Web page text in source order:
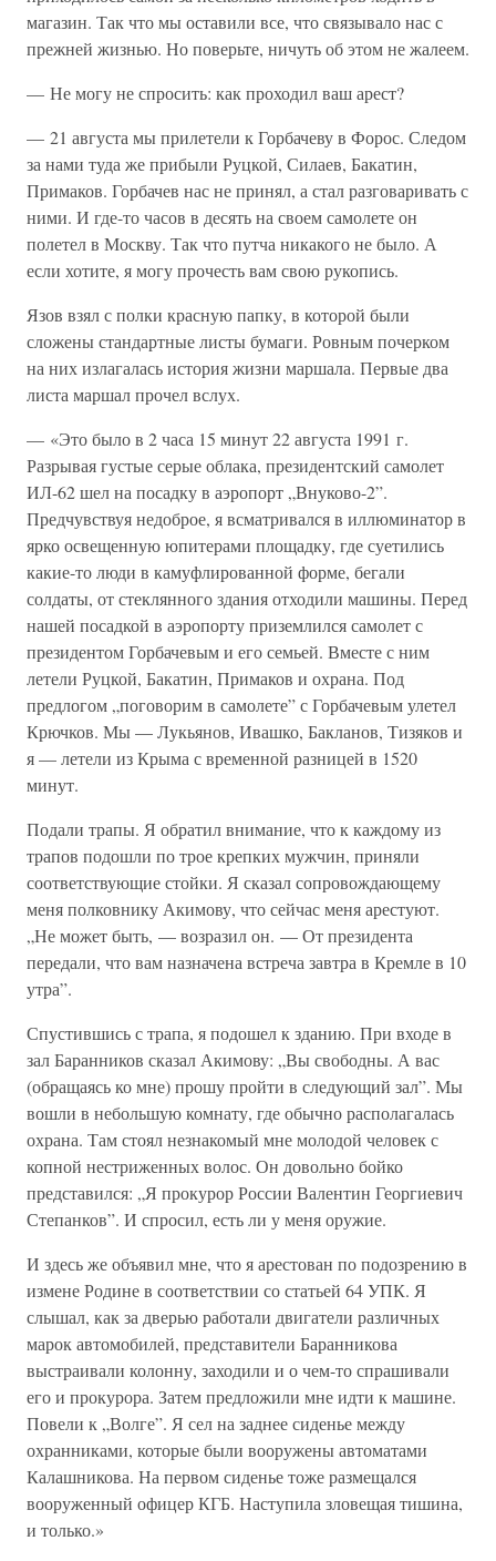
магазин. Так что мы оставили все, что связывало нас с
прежней жизнью. Но поверьте, ничуть об этом не жалеем.
— Не могу не спросить: как проходил ваш арест?
— 21 августа мы прилетели к Горбачеву в Форос. Следом
за нами туда же прибыли Руцкой, Силаев, Бакатин,
Примаков. Горбачев нас не принял, а стал разговаривать с
ними. И где-то часов в десять на своем самолете он
полетел в Москву. Так что путча никакого не было. А
если хотите, я могу прочесть вам свою рукопись.
Язов взял с полки красную папку, в которой были
сложены стандартные листы бумаги. Ровным почерком
на них излагалась история жизни маршала. Первые два
листа маршал прочел вслух.
— «Это было в 2 часа 15 минут 22 августа 1991 г.
Разрывая густые серые облака, президентский самолет
ИЛ-62 шел на посадку в аэропорт „Внуково-2”.
Предчувствуя недоброе, я всматривался в иллюминатор в
ярко освещенную юпитерами площадку, где суетились
какие-то люди в камуфлированной форме, бегали
солдаты, от стеклянного здания отходили машины. Перед
нашей посадкой в аэропорту приземлился самолет с
президентом Горбачевым и его семьей. Вместе с ним
летели Руцкой, Бакатин, Примаков и охрана. Под
предлогом „поговорим в самолете” с Горбачевым улетел
Крючков. Мы — Лукьянов, Ивашко, Бакланов, Тизяков и
я — летели из Крыма с временной разницей в 1520
минут.
Подали трапы. Я обратил внимание, что к каждому из
трапов подошли по трое крепких мужчин, приняли
соответствующие стойки. Я сказал сопровождающему
меня полковнику Акимову, что сейчас меня арестуют.
„Не может быть, — возразил он. — От президента
передали, что вам назначена встреча завтра в Кремле в 10
утра”.
Спустившись с трапа, я подошел к зданию. При входе в
зал Баранников сказал Акимову: „Вы свободны. А вас
(обращаясь ко мне) прошу пройти в следующий зал”. Мы
вошли в небольшую комнату, где обычно располагалась
охрана. Там стоял незнакомый мне молодой человек с
копной нестриженных волос. Он довольно бойко
представился: „Я прокурор России Валентин Георгиевич
Степанков”. И спросил, есть ли у меня оружие.
И здесь же объявил мне, что я арестован по подозрению в
измене Родине в соответствии со статьей 64 УПК. Я
слышал, как за дверью работали двигатели различных
марок автомобилей, представители Баранникова
выстраивали колонну, заходили и о чем-то спрашивали
его и прокурора. Затем предложили мне идти к машине.
Повели к „Волге”. Я сел на заднее сиденье между
охранниками, которые были вооружены автоматами
Калашникова. На первом сиденье тоже размещался
вооруженный офицер КГБ. Наступила зловещая тишина,
и только.»